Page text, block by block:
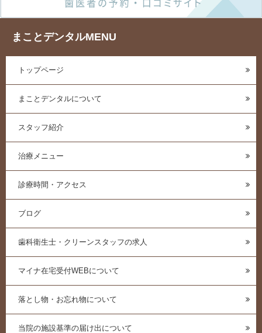
まことデンタルMENU
トップページ
まことデンタルについて
スタッフ紹介
治療メニュー
診療時間・アクセス
ブログ
歯科衛生士・クリーンスタッフの求人
マイナ在宅受付WEBについて
落とし物・お忘れ物について
当院の施設基準の届け出について